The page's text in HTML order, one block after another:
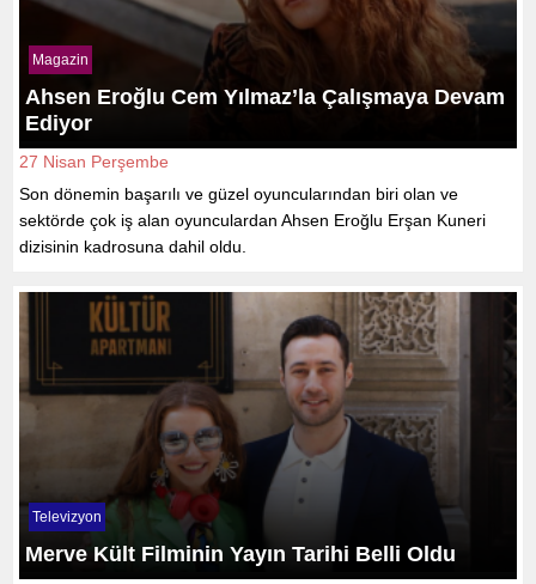
Magazin
Ahsen Eroğlu Cem Yılmaz’la Çalışmaya Devam
Ediyor
27 Nisan Perşembe
Son dönemin başarılı ve güzel oyuncularından biri olan ve
sektörde çok iş alan oyunculardan Ahsen Eroğlu Erşan Kuneri
dizisinin kadrosuna dahil oldu.
Televizyon
Merve Kült Filminin Yayın Tarihi Belli Oldu